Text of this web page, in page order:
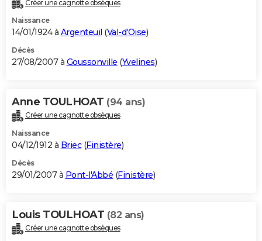
Créer une cagnotte obsèques
Naissance
14/01/1924 à Argenteuil (Val-d'Oise)
Décès
27/08/2007 à Goussonville (Yvelines)
Anne TOULHOAT (94 ans)
Créer une cagnotte obsèques
Naissance
04/12/1912 à Briec(Finistère)
Décès
29/01/2007 à Pont-l'Abbé (Finistère)
Louis TOULHOAT (82 ans)
Créer une cagnotte obsèques